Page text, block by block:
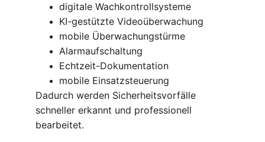
digitale Wachkontrollsysteme
KI-gestützte Videoüberwachung
mobile Überwachungstürme
Alarmaufschaltung
Echtzeit-Dokumentation
mobile Einsatzsteuerung
Dadurch werden Sicherheitsvorfälle
schneller erkannt und professionell
bearbeitet.